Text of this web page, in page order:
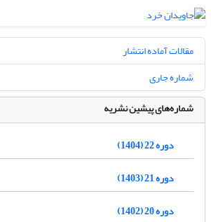
مقالات آماده انتشار
شماره جاری
شماره‌های پیشین نشریه
دوره 22 (1404)
دوره 21 (1403)
دوره 20 (1402)